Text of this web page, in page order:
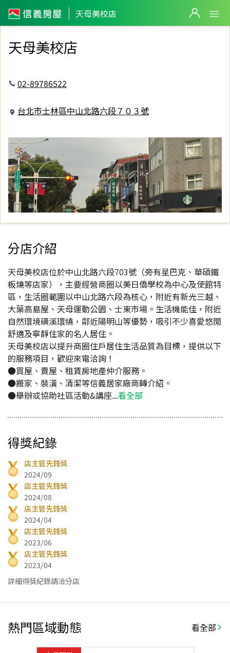
天母美校店
信義房屋天母美校店
天母美校店
02-89786522
台北市士林區中山北路六段７０３號
分店介紹
天母美校店位於中山北路六段703號（旁有星巴克、華碩鐵
板燒等店家），主要經營商圈以美日僑學校為中心及使館特
區，生活圈範圍以中山北路六段為核心，附近有新光三越、
大葉高島屋、天母運動公園、士東市場。生活機能佳，附近
自然環境磺溪環繞，鄰近陽明山等優勢，吸引不少喜愛悠閒
舒適及寧靜住家的名人居住。
天母美校店以提升商圈住戶居住生活品質為目標，提供以下
的服務項目，歡迎來電洽詢！
●買屋、賣屋、租賃房地產仲介服務。
●搬家、裝潢、清潔等信義居家廠商轉介紹。
●舉辦或協助社區活動&講座...看全部
得獎紀錄
店主管先鋒獎
2024/09
店主管先鋒獎
2024/08
店主管先鋒獎
2024/04
店主管先鋒獎
2023/06
店主管先鋒獎
2023/04
詳細得獎紀錄請洽分店
熱門區域動態 看全部